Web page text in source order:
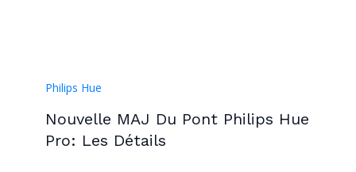
Philips Hue
Nouvelle MAJ Du Pont Philips Hue
Pro: Les Détails